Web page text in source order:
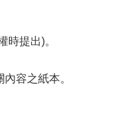
時提出)。
容之紙本。